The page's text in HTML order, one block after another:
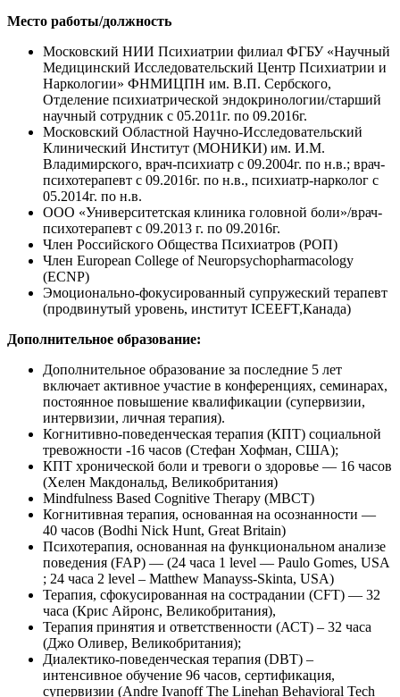
Место работы/должность
Московский НИИ Психиатрии филиал ФГБУ «Научный
Медицинский Исследовательский Центр Психиатрии и
Наркологии» ФНМИЦПН им. В.П. Сербского,
Отделение психиатрической эндокринологии/старший
научный сотрудник с 05.2011г. по 09.2016г.
Московский Областной Научно-Исследовательский
Клинический Институт (МОНИКИ) им. И.М.
Владимирского, врач-психиатр с 09.2004г. по н.в.; врач-
психотерапевт с 09.2016г. по н.в., психиатр-нарколог с
05.2014г. по н.в.
ООО «Университетская клиника головной боли»/врач-
психотерапевт с 09.2013 г. по 09.2016г.
Член Российского Общества Психиатров (РОП)
Член European College of Neuropsychopharmacology
(ECNP)
Эмоционально-фокусированный супружеский терапевт
(продвинутый уровень, институт ICEEFT,Канада)
Дополнительное образование:
Дополнительное образование за последние 5 лет
включает активное участие в конференциях, семинарах,
постоянное повышение квалификации (супервизии,
интервизии, личная терапия).
Когнитивно-поведенческая терапия (КПТ) социальной
тревожности -16 часов (Стефан Хофман, США);
КПТ хронической боли и тревоги о здоровье — 16 часов
(Хелен Макдональд, Великобритания)
Мindfulness Ваsed Cognitive Therapy (MBСТ)
Когнитивная терапия, основанная на осознанности —
40 часов (Bodhi Nick Hunt, Great Britain)
Психотерапия, основанная на функциональном анализе
поведения (FAP) — (24 часа 1 level — Paulo Gomes, USA
; 24 часа 2 level – Matthew Manayss-Skinta, USA)
Терапия, сфокусированная на сострадании (CFT) — 32
часа (Крис Айронс, Великобритания),
Терапия принятия и ответственности (АСТ) – 32 часа
(Джо Оливер, Великобритания);
Диалектико-поведенческая терапия (DBT) –
интенсивное обучение 96 часов, сертификация,
супервизии (Andre Ivanoff The Linehan Behavioral Tech